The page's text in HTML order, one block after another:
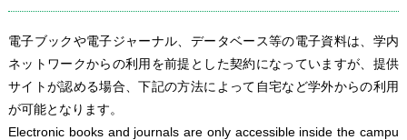
電子ブックや電子ジャーナル、データベース等の電子資料は、学内
ネットワークからの利用を前提とした契約になっていますが、提供
サイトが認める場合、下記の方法によって自宅など学外からの利用
が可能となります。
Electronic books and journals are only accessible inside the campu